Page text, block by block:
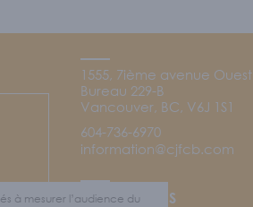
à mesurer l’audience du
1555, 7ième avenue Ouest
Bureau 229-B
Vancouver, BC, V6J 1S1
604-736-6970
information@cjfcb.com
SUIVEZ-NOUS